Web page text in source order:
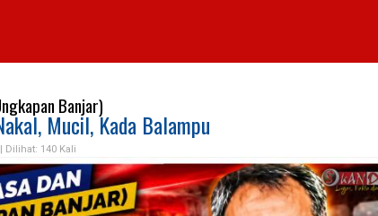
Banjar)
Mucil, Kada Balampu
Dilihat: 140 Kali